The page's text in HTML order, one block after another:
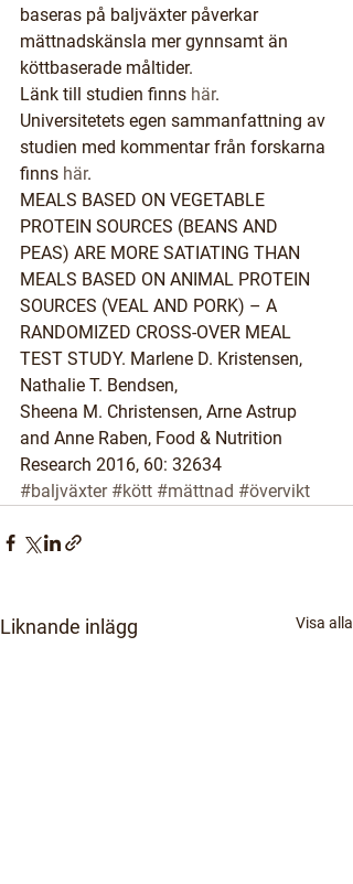
baseras på baljväxter påverkar
mättnadskänsla mer gynnsamt än
köttbaserade måltider.
Länk till studien finns här.
Universitetets egen sammanfattning av
studien med kommentar från forskarna
finns här.
MEALS BASED ON VEGETABLE
PROTEIN SOURCES (BEANS AND
PEAS) ARE MORE SATIATING THAN
MEALS BASED ON ANIMAL PROTEIN
SOURCES (VEAL AND PORK) – A
RANDOMIZED CROSS-OVER MEAL
TEST STUDY. Marlene D. Kristensen,
Nathalie T. Bendsen,
Sheena M. Christensen, Arne Astrup
and Anne Raben, Food & Nutrition
Research 2016, 60: 32634
#baljväxter #kött #mättnad #övervikt
Liknande inlägg Visa alla